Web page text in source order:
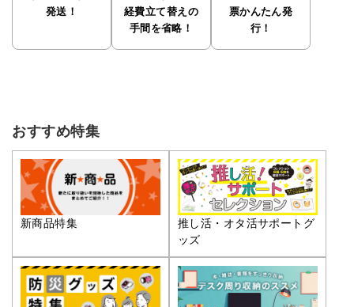
発送！
経費立て替えの
手間を省略！
票かんたん発
行！
おすすめ特集
新商品特集
推し活・オタ活サポートグ
ッズ